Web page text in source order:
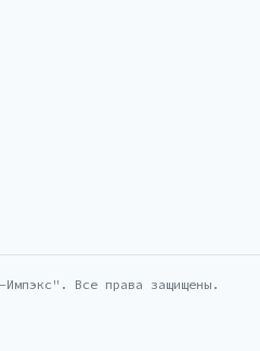
Все права защищены.